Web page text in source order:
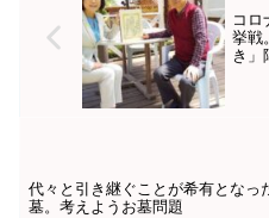
れると返答に困ってしまって
い...
コロ
挙戦
き」
代々と引き継ぐことが希有となっ
墓。考えようお墓問題